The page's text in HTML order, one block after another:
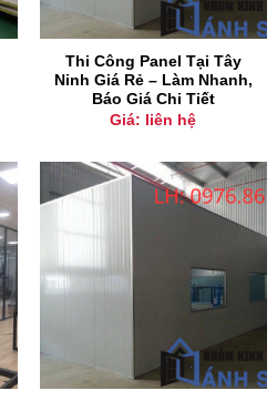
Thi Công Panel Tại Tây
Ninh Giá Rẻ – Làm Nhanh,
Báo Giá Chi Tiết
Giá: liên hệ